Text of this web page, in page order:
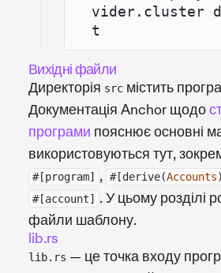
vider.cluster
t
Вихідні файли
Директорія src містить
Документація Anchor щодо
програми пояснює основні
використовуються тут,
#[program] , #[derive(Accounts
#[account]
. У цьому розділі
файли шаблону.
lib.rs
lib.rs — це точка входу